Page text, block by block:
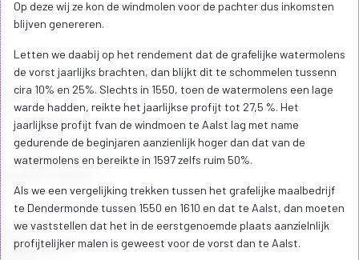
Op deze wij ze kon de windmolen voor de pachter dus inkomsten
blijven genereren.
Letten we daabij op het rendement dat de grafelijke watermolens
de vorst jaarlijks brachten, dan blijkt dit te schommelen tussenn
cira 10% en 25%. Slechts in 1550, toen de watermolens een lage
warde hadden, reikte het jaarlijkse profijt tot 27,5 %. Het
jaarlijkse profijt fvan de windmoen te Aalst lag met name
gedurende de beginjaren aanzienlijk hoger dan dat van de
watermolens en bereikte in 1597 zelfs ruim 50%.
Als we een vergelijking trekken tussen het grafelijke maalbedrijf
te Dendermonde tussen 1550 en 1610 en dat te Aalst, dan moeten
we vaststellen dat het in de eerstgenoemde plaats aanzielnlijk
profijtelijker malen is geweest voor de vorst dan te Aalst.